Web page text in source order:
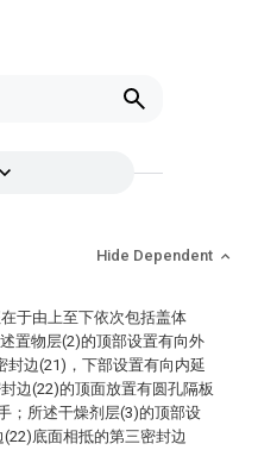
Hide Dependent
于由上至下依次包括盖体
置物层(2)的顶部设置有向外
封边(21)，下部设置有向内延
边(22)的顶面放置有圆孔隔板
；所述干燥剂层(3)的顶部设
底面相抵的第三密封边